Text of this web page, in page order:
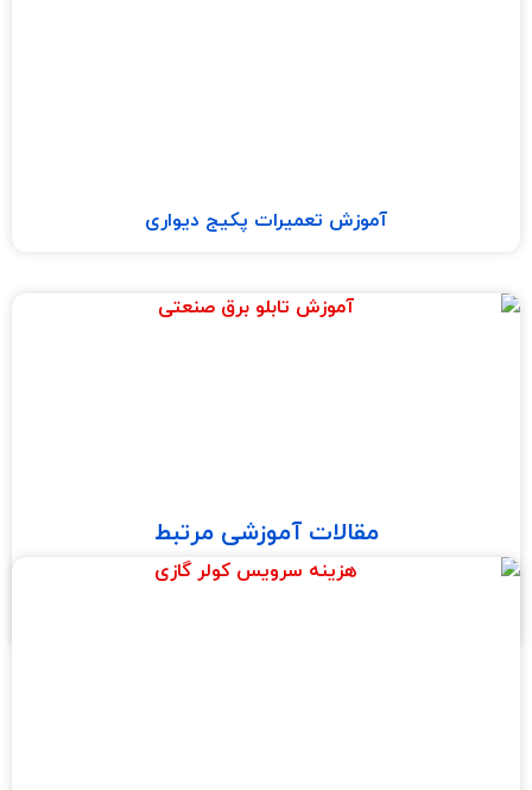
آموزش تعمیرات پکیج دیواری
مقالات آموزشی مرتبط